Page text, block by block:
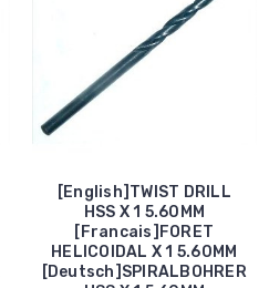
[English]TWIST DRILL
HSS X 1 5.60MM
[Francais]FORET
HELICOIDAL X 1 5.60MM
[Deutsch]SPIRALBOHRER